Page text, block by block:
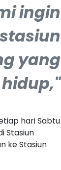
ingin
yang
hidup,"
hari Sabtu
Stasiun
ke Stasiun